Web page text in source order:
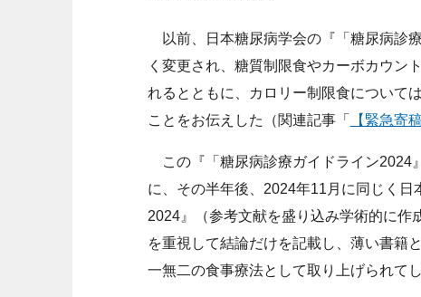
以前、日本糖尿病学会の『「糖尿病診
く変更され、糖質制限食やカーボカウン
れるとともに、カロリー制限食について
ことをお伝えした（関連記事「
【緊急寄
この『「糖尿病診療ガイドライン2024
に、その半年後、2024年11月に同じく
2024』（参考文献を盛り込み学術的に作
を重視して結論だけを記載し、薄い書籍
一無二の食事療法として取り上げられてし